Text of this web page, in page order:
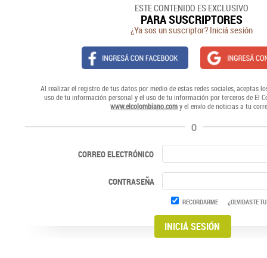
ESTE CONTENIDO ES EXCLUSIVO
PARA SUSCRIPTORES
¿Ya sos un suscriptor? Iniciá sesión
Al realizar el registro de tus datos por medio de estas redes sociales, aceptas
uso de tu información personal y el uso de tu información por terceros de El
www.elcolombiano.comy el envío de noticias a tu
O
CORREO ELECTRÓNICO
CONTRASEÑA
RECORDARME ¿OLVIDASTE TU